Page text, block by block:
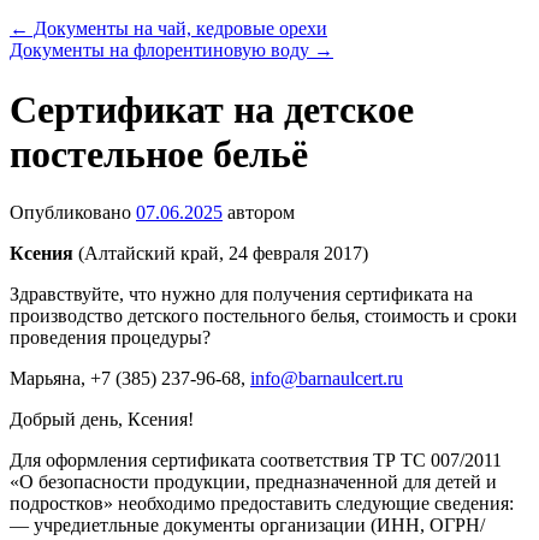
← Документы на чай, кедровые орехи
Документы на флорентиновую воду →
Сертификат на детское
постельное бельё
Опубликовано 07.06.2025 автором
Ксения (Алтайский край, 24 февраля 2017)
Здравствуйте, что нужно для получения сертификата на
производство детского постельного белья, стоимость и сроки
проведения процедуры?
Марьяна, +7 (385) 237-96-68, info@barnaulcert.ru
Добрый день, Ксения!
Для оформления сертификата соответствия ТР ТС 007/2011
«О безопасности продукции, предназначенной для детей и
подростков» необходимо предоставить следующие сведения:
— учредиетльные документы организации (ИНН, ОГРН/